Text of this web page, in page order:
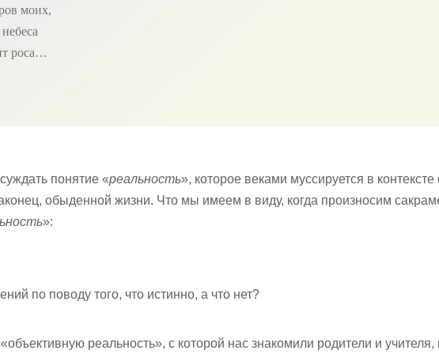
моих,
роса…
понятие «реальность», которое веками муссируется в
обыденной жизни. Что мы имеем в виду, когда произносим
»:
по поводу того, что истинно, а что нет?
реальность», с которой нас знакомили родители и учителя,